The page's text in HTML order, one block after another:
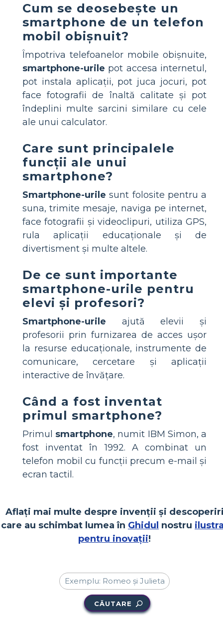
Cum se deosebește un
smartphone de un telefon
mobil obișnuit?
Împotriva telefoanelor mobile obișnuite,
smartphone-urile pot accesa internetul,
pot instala aplicații, pot juca jocuri, pot
face fotografii de înaltă calitate și pot
îndeplini multe sarcini similare cu cele
ale unui calculator.
Care sunt principalele
funcții ale unui
smartphone?
Smartphone-urile sunt folosite pentru a
suna, trimite mesaje, naviga pe internet,
face fotografii și videoclipuri, utiliza GPS,
rula aplicații educaționale și de
divertisment și multe altele.
De ce sunt importante
smartphone-urile pentru
elevi și profesori?
Smartphone-urile ajută elevii și
profesorii prin furnizarea de acces ușor
la resurse educaționale, instrumente de
comunicare, cercetare și aplicații
interactive de învățare.
Când a fost inventat
primul smartphone?
Primul smartphone, numit IBM Simon, a
fost inventat în 1992. A combinat un
telefon mobil cu funcții precum e-mail și
ecran tactil.
Aflați mai multe despre invenții și
care au schimbat lumea în Ghidul nostru
pentru inovații!
CĂUTARE